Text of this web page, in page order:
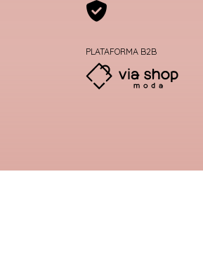
PLATAFORMA B2B